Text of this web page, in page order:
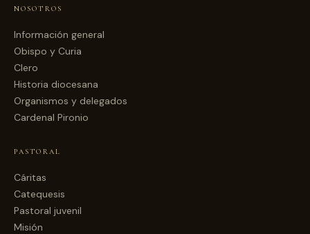
NOSOTROS
Información general
Obispo y Curia
Clero
Historia diocesana
Organismos y delegados
Cardenal Pironio
PASTORAL
Cáritas
Catequesis
Pastoral juvenil
Misión